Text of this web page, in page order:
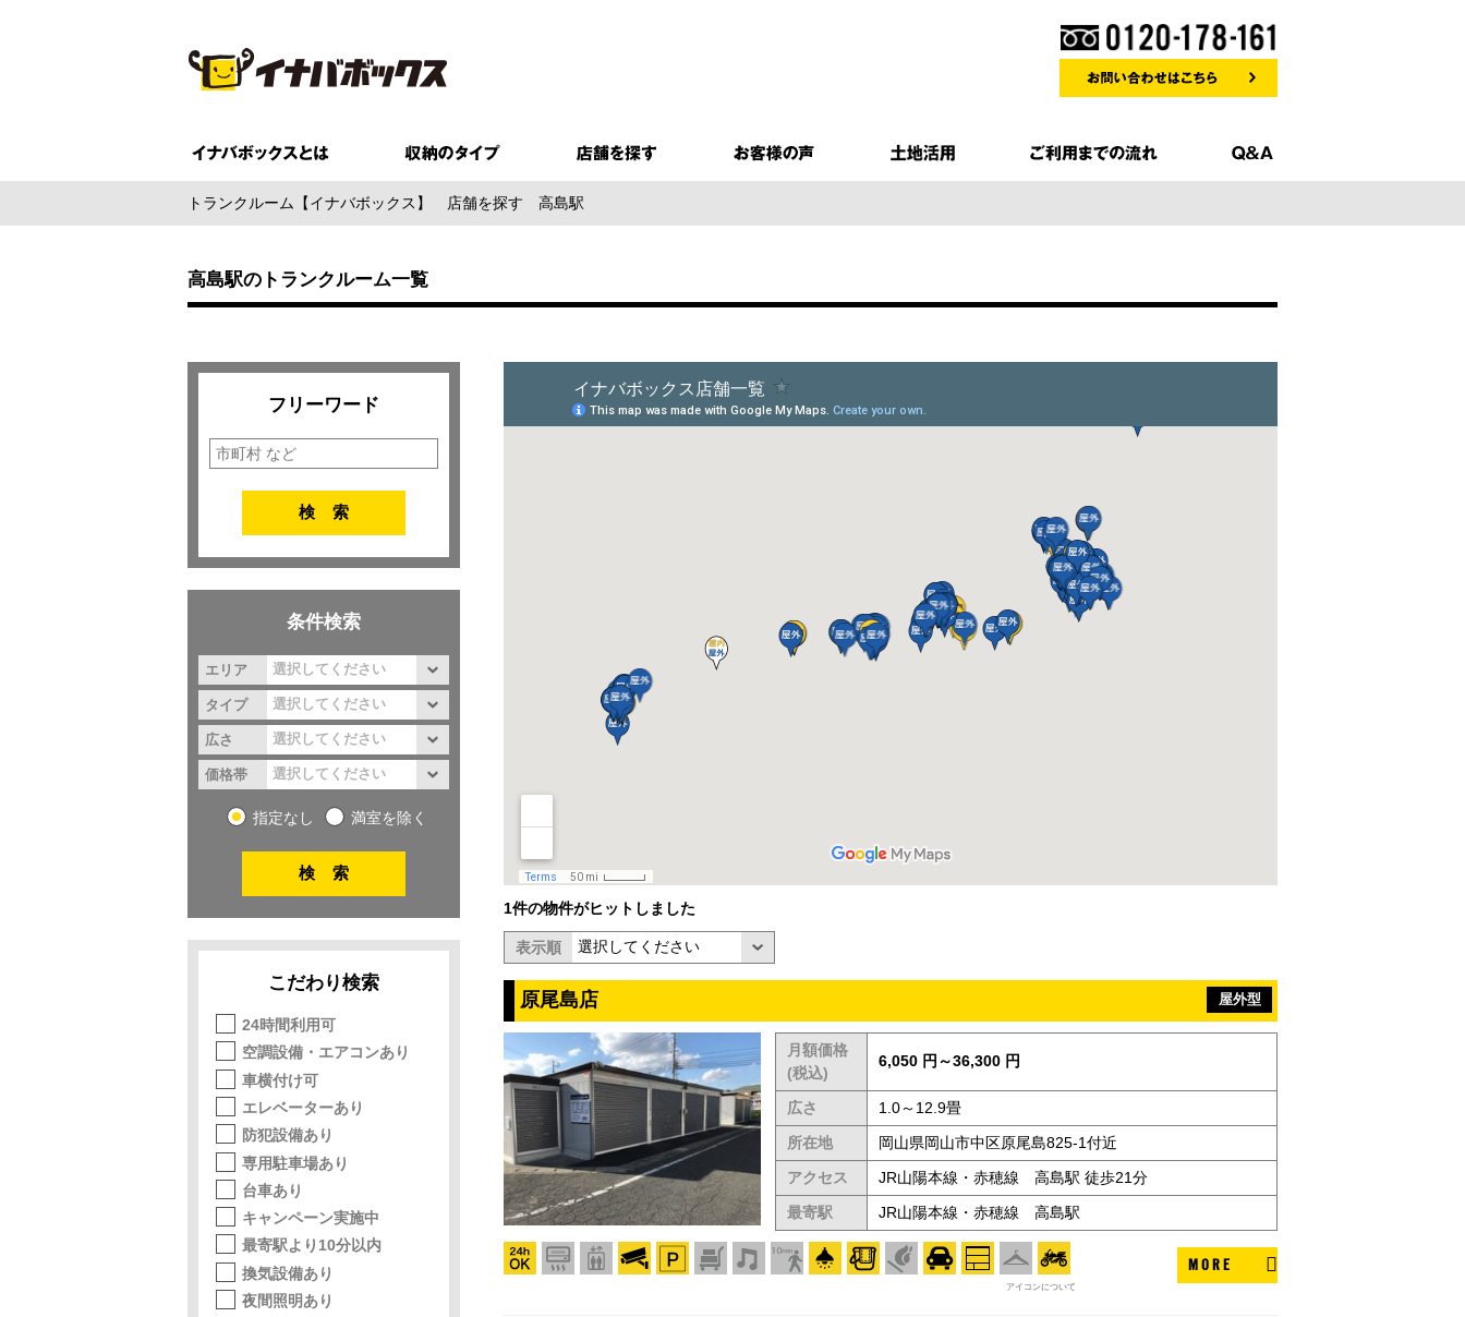
トランクルーム【イナバボックス】 店舗を探す 高島駅
高島駅のトランクルーム一覧
1件の物件がヒットしました
表示順
原尾島店 屋外型
月額価格
(税込)
6,050 円～36,300 円
広さ
1.0～12.9畳
所在地
岡山県岡山市中区原尾島825-1付近
アクセス
JR山陽本線・赤穂線 高島駅 徒歩21分
最寄駅
JR山陽本線・赤穂線 高島駅
アイコンについて
MORE
フリーワード
条件検索
エリア
タイプ
広さ
価格帯
指定なし 満室を除く
こだわり検索
24時間利用可
空調設備・エアコンあり
車横付け可
エレベーターあり
防犯設備あり
専用駐車場あり
台車あり
キャンペーン実施中
最寄駅より10分以内
換気設備あり
夜間照明あり